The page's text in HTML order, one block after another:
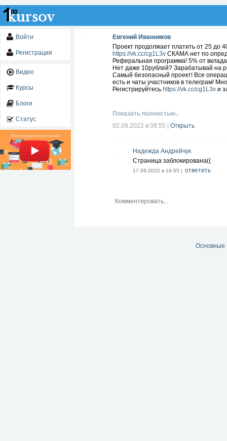
Войти
Регистрация
Видео
Курсы
Блоги
Статус
Евгений Иванников
Проект продолжает платить от 25 до
https://vk.cc/cg1L3v СКАМА нет по
Реферальная программа! 5% от
Нет даже 10рублей? Зарабатывай на
Самый безопасный проект! Все
есть и чаты участников в телеграм!
Регистрируйтесь https://vk.cc/cg1L3v и
Показать полностью..
02.09.2022 в 09:55
Открыть
Надежда Андрейчук
Страница заблокирована((
17.09.2022 в 16:55 | ответить
Основные